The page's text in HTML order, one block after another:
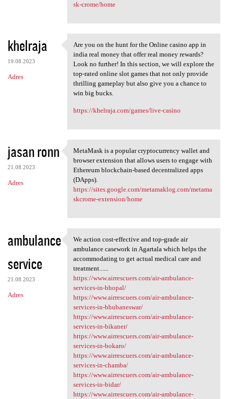
sk-crome/home
khelraja
19.08.2023
Adres
Are you on the hunt for the
Are you on the hunt for the Online casino app in
india real money that offer real money rewards?
Look no further! In this section, we will explore the
top-rated online slot games that not only provide
thrilling gameplay but also give you a chance to
win big bucks.
https://khelraja.com/games/live-casino
jasan ronn
21.08.2023
Adres
MetaMask is a popular
MetaMask is a popular cryptocurrency wallet and
browser extension that allows users to engage with
Ethereum blockchain-based decentralized apps
(DApps).
https://sites.google.com/metamaklog.com/metama
skcrome-extension/home
ambulance
service
21.08.2023
Adres
We action cost-effective and
We action cost-effective and top-grade air
ambulance casework in Agartala which helps the
accommodating to get actual medical care and
treatment......
https://www.airrescuers.com/air-ambulance-
services-in-bhopal/
https://www.airrescuers.com/air-ambulance-
services-in-bhubaneswar/
https://www.airrescuers.com/air-ambulance-
services-in-bikaner/
https://www.airrescuers.com/air-ambulance-
services-in-bokaro/
https://www.airrescuers.com/air-ambulance-
services-in-chamba/
https://www.airrescuers.com/air-ambulance-
services-in-bidar/
https://www.airrescuers.com/air-ambulance-